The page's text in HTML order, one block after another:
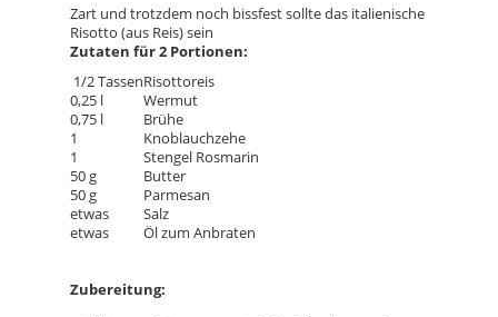
Zart und trotzdem noch bissfest sollte das italienische
Risotto (aus Reis) sein
Zutaten für 2 Portionen:
1/2 TassenRisottoreis
0,25 l
Wermut
0,75 l
Brühe
1
Knoblauchzehe
1
Stengel Rosmarin
50 g
Butter
50 g
Parmesan
etwas
Salz
etwas
Öl zum Anbraten
Zubereitung: